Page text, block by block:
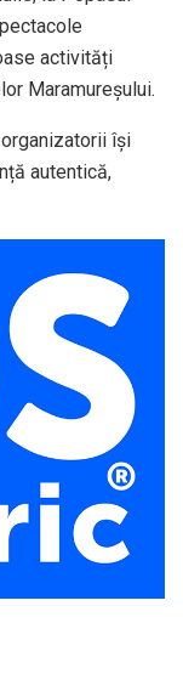
activități
Maramureșului.
își
autentică,